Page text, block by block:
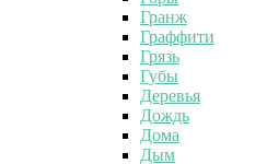
Гранж
Граффити
Грязь
Губы
Деревья
Дождь
Дома
Дым